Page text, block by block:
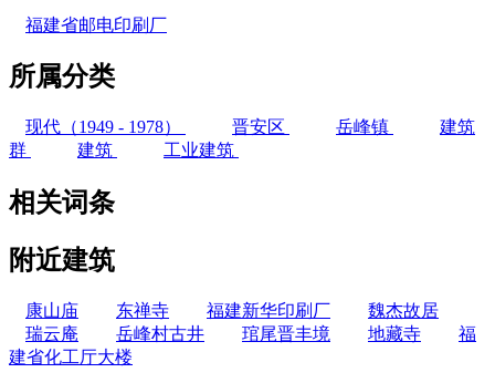
福建省邮电印刷厂
所属分类
现代（1949 - 1978） 晋安区 岳峰镇
建筑
群
建筑 工业建筑
相关词条
附近建筑
康山庙 东禅寺 福建新华印刷厂
魏杰故居
瑞云庵
岳峰村古井 琯尾晋丰境 地藏寺
福
建省化工厅大楼